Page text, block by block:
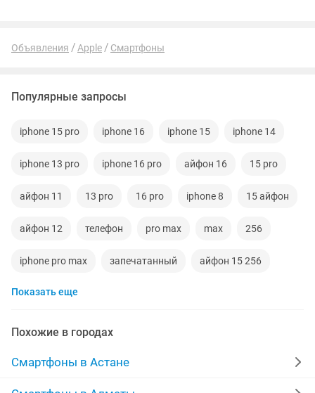
Объявления Apple Смартфоны
Популярные запросы
iphone 15 pro iphone 16 iphone 15 iphone 14
iphone 13 pro iphone 16 pro айфон 16 15 pro
айфон 11 13 pro 16 pro iphone 8 15 айфон
айфон 12 телефон pro max max 256
iphone pro max запечатанный айфон 15 256
б у телефон
айфон 16 pro гарантия
айфон хr инстаграм аккаунт
Показать еще
Похожие в городах
Смартфоны в Астане